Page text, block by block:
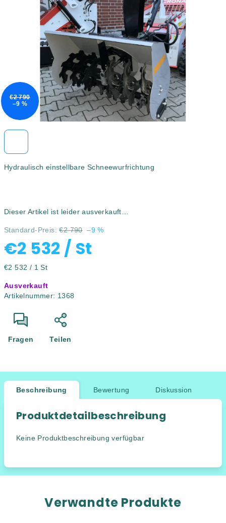
Hydraulisch einstellbare Schneewurfrichtung
Dieser Artikel ist leider ausverkauft…
Standard-Preis: €2 790 –9 %
€2 532 / St
Verkaufspreis:
€2 532 / 1 St
Ausverkauft
Artikelnummer: 1368
Fragen Teilen
5
Sternen.
€2 790
–9 %
Beschreibung Bewertung Diskussion
Produktdetailbeschreibung
Keine Produktbeschreibung verfügbar
Verwandte Produkte